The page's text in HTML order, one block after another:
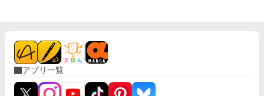
アプリ一覧